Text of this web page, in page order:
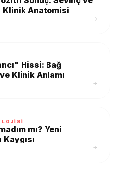
Klinik Anatomisi
→
Hissi: Bağ
Klinik Anlamı
→
mı? Yeni
→